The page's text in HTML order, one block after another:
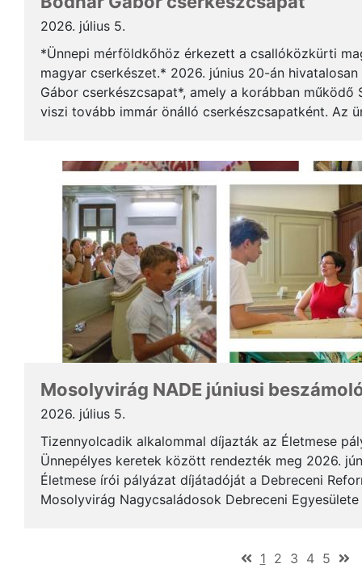
2026. július 5.
*Ünnepi mérföldkőhöz érkezett a csallóközkürti
magyar cserkészet.* 2026. június 20-án
Gábor cserkészcsapat*, amely a korábban működő
viszi tovább immár önálló cserkészcsapatként. Az
Mosolyvirág NADE júniusi
2026. július 5.
Tizennyolcadik alkalommal díjazták az Életmese
Ünnepélyes keretek között rendezték meg 2026.
Életmese írói pályázat díjátadóját a Debreceni
Mosolyvirág Nagycsaládosok Debreceni
1(current)
2 3 4 5